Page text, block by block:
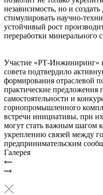
независимость, но и
стимулировать
устойчивый рост
переработки минерального
Участие «РТ‑Инжиниринг»
совета подтвердило
формирования отраслевой
практические
самостоятельности и
горнопромышленного
встречи инициативы, при
могут стать важным шагом
укреплению связей между
предпринимательским
Галерея